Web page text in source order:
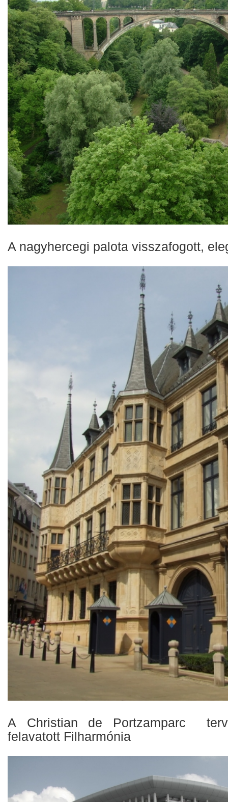
A nagyhercegi palota visszafogott,
A Christian de Portzamparc
felavatott Filharmónia